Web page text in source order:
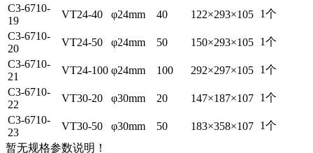
C3-6710-
19
VT24-40 φ24mm 40 122×293×105 1个
C3-6710-
20
VT24-50 φ24mm 50 150×293×105 1个
C3-6710-
21
VT24-100 φ24mm 100 292×297×105 1个
C3-6710-
22
VT30-20 φ30mm 20 147×187×107 1个
C3-6710-
23
VT30-50 φ30mm 50 183×358×107 1个
暂无规格参数说明！